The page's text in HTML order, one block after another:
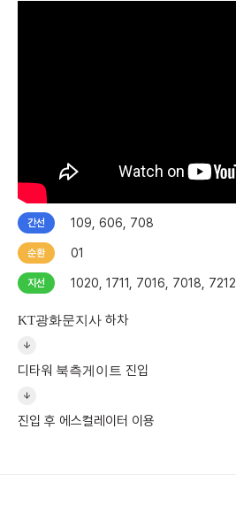
간선 109, 606, 708
순환 01
지선 1020, 1711, 7016, 7018, 7212
KT광화문지사 하차
디타워 북측게이트 진입
진입 후 에스컬레이터 이용